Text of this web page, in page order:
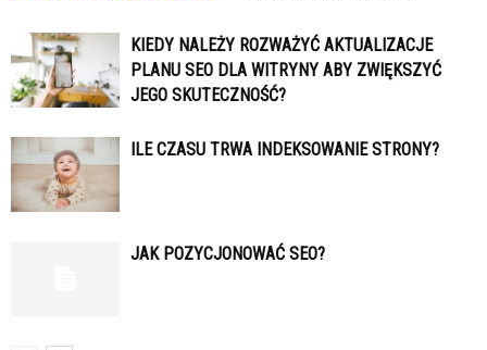
KIEDY NALEŻY ROZWAŻYĆ AKTUALIZACJE
PLANU SEO DLA WITRYNY ABY ZWIĘKSZYĆ
JEGO SKUTECZNOŚĆ?
ILE CZASU TRWA INDEKSOWANIE STRONY?
JAK POZYCJONOWAĆ SEO?